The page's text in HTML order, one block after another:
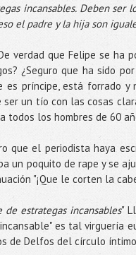
incansables. Deben ser
el padre y la hija son
verdad que Felipe se ha
¿Seguro que ha sido
príncipe, está forrado y
un tío con las cosas
todos los hombres de 60
que el periodista haya
un poquito de rape y se
"¡Que le corten la
estrategas incansables"
es tal virguería
de Delfos del círculo